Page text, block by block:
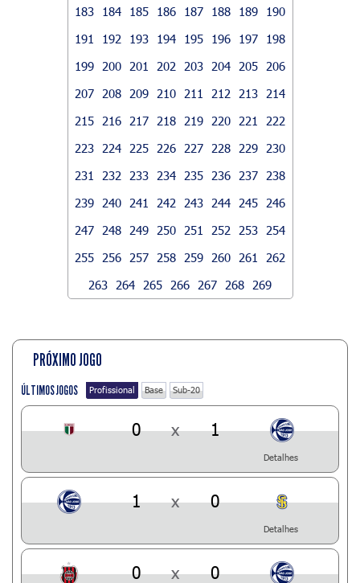
183
184 185 186 187 188 189
190
191
192 193 194 195 196 197
198
199
200 201 202 203 204 205
206
207
208 209 210 211 212 213
214
215
216 217 218 219 220 221
222
223
224 225 226 227 228 229
230
231
232 233 234 235 236 237
238
239
240 241 242 243 244 245
246
247
248 249 250 251 252 253
254
255
256 257 258 259 260 261
262
263
264 265 266 267 268 269
PRÓXIMO JOGO
ÚLTIMOS JOGOS Profissional Base Sub-20
0 x 1
Detalhes
1 x 0
Detalhes
0 x 0